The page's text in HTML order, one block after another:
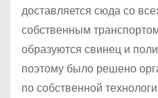
доставляется сюда со
собственным
образуются свинец и
поэтому было решено
по собственной